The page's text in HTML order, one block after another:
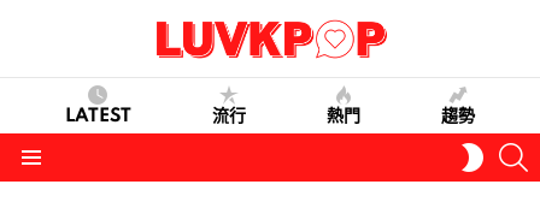
LATEST 流行 熱門 趨勢
SKIN